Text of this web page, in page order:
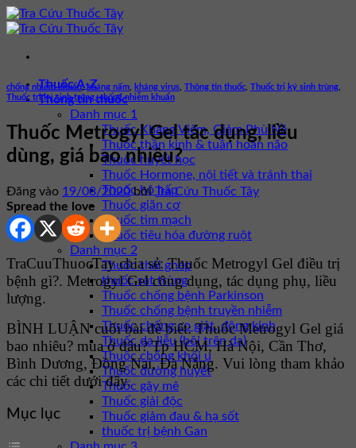
Bỏ
qua
dung
Thuốc A-Z
Thông tin thuốc
Danh mục 1
Thuốc Kháng Viêm, Giảm Phù Nề
Thuốc thần kinh & tuần hoàn não
Thuốc huyết học
Thuốc Hormone, nội tiết và tránh thai
Thuốc hô hấp
Thuốc giãn cơ
Thuốc tim mạch
Thuốc tiêu hóa đường ruột
Danh mục 2
Thuốc thải ghép
thuốc sát trùng
Thuốc chống bệnh Parkinson
Thuốc chống bệnh truyền nhiễm
Thuốc chống co giật, động kinh
Thuốc da liễu (bôi trên da)
Thuốc chống khối u
Thuốc đường huyết
Thuốc gây mê
Thuốc giải độc
Thuốc giảm đau & hạ sốt
thuốc trị bệnh Gan
chống nhiễm khuẩn,kháng nấm kháng virus Thông tin thuốc Thuốc trị ký sinh trùng
Thuốc trị ký sinh trùng, chống nhiễm khuẩn
Thuốc Metrogyl Gel tác dụng, liều
dùng, giá bao nhiêu?
Đăng vào 19/08/2020 bởiTra Cứu Thuốc Tây
Spread the love
TraCuuThuocTay chia sẻ: Thuốc Metrogyl Gel điều trị
bệnh gì?. Metrogyl Gel công dụng, tác dụng phụ, liều
lượng.
BÌNH LUẬN cuối bài để biết: Thuốc Metrogyl Gel giá
bao nhiêu? mua ở đâu? Tp HCM, Hà Nội, Cần Thơ,
Bình Dương, Đồng Nai, Đà Nẵng. Vui lòng tham khảo
các chi tiết dưới đây.
Mục lục